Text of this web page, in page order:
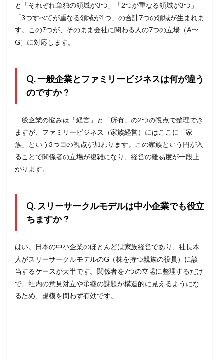
と「それぞれ単独の領域が3つ」「2つが重なる領域が3つ」
「3つすべてが重なる領域が1つ」の合計7つの領域が生まれま
す。この7つが、そのまま会社に関わる人の7つの立場（A〜
G）に対応します。
Q. 一般企業とファミリービジネスは何が違う
のですか？
一般企業の悩みは「経営」と「所有」の2つの視点で整理でき
ますが、ファミリービジネス（家族経営）にはここに「家
族」という3つ目の視点が加わります。この家族という円が入
ることで関係者の立場が複雑になり、経営の難易度が一段上
がります。
Q. スリーサークルモデルは中小企業でも役立
ちますか？
はい。日本の中小企業のほとんどは家族経営であり、社長本
人がスリーサークルモデルのG（株を持つ親族の役員）に該
当するケースが大半です。関係者を7つの立場に整理するだけ
で、社内の意見対立や承継の課題が構造的に見えるようにな
るため、規模を問わず有効です。